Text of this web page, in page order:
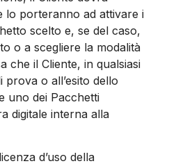
lo porteranno ad attivare i
scelto e, se del caso,
o a scegliere la modalità
che il Cliente, in qualsiasi
o all’esito dello
uno dei Pacchetti
digitale interna alla
d’uso della